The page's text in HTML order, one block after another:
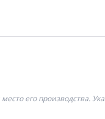
его производства.